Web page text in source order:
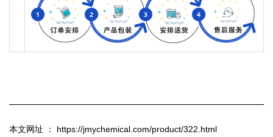
本文网址 ： https://jmychemical.com/product/322.html